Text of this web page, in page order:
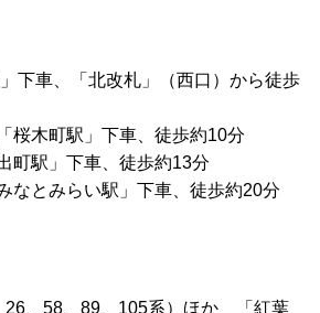
下車、「北改札」（西口）から徒歩
桜木町駅」下車、徒歩約10分
町駅」下車、徒歩約13分
なとみらい駅」下車、徒歩約20分
26、58、89、105系）ほか 「紅葉